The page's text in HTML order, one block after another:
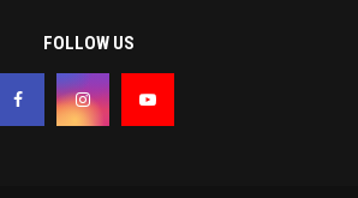
FOLLOW US